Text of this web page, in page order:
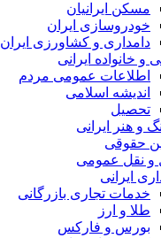
مسکن ایرانیان
خودروسازی ایران
دامداری و کشاورزی ایران
و خانواده ایرانی
اطلاعات عمومی مردم
اندیشه اسلامی
تحصیل
و هنر ایرانی
حقوقی
و نقل عمومی
ایرانی
خدمات تجاری بازرگانی
طلا و ارز
بورس و فارکس